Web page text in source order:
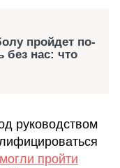
пройдет по-
без нас: что
руководством
пройти